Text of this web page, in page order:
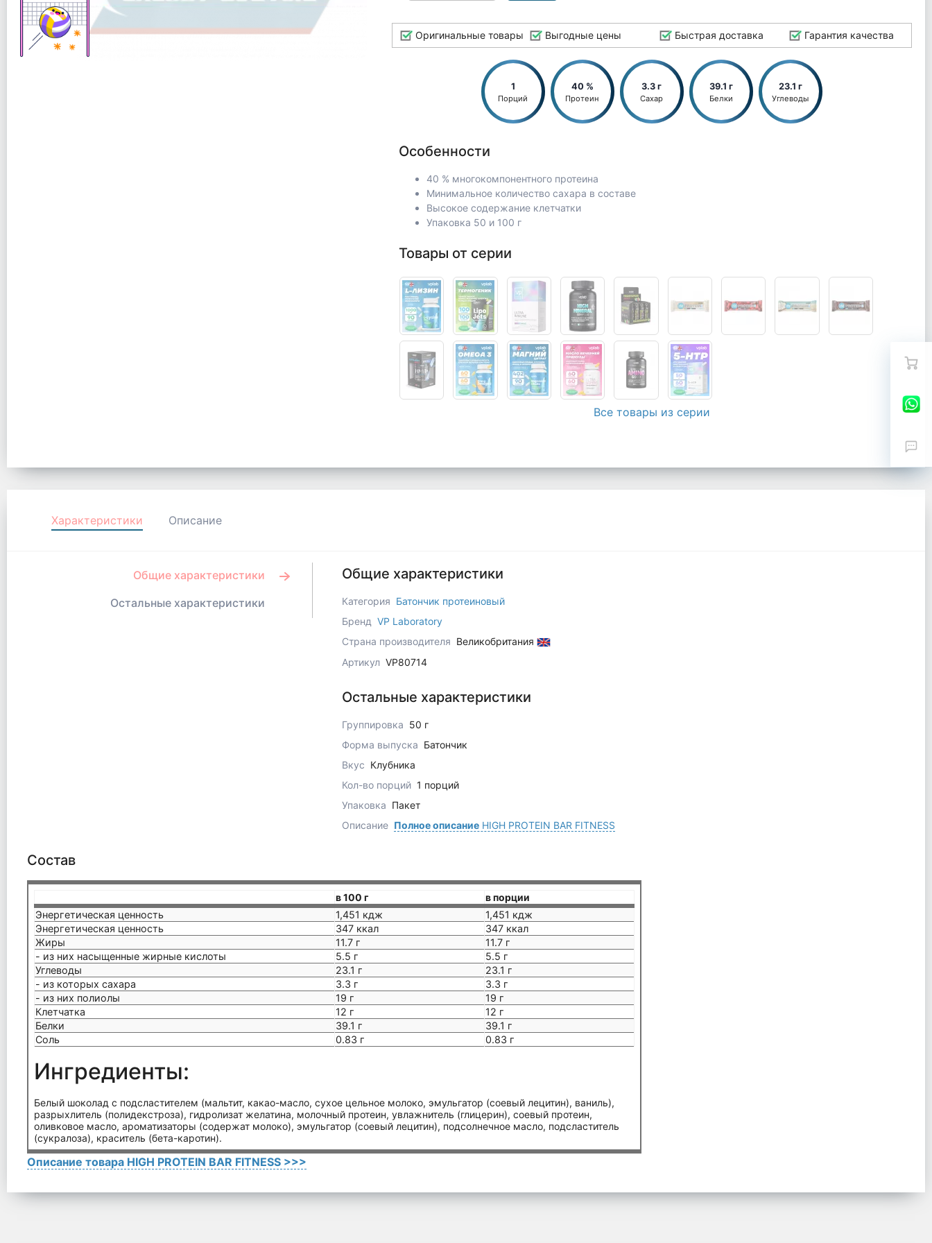
Оригинальные товары Выгодные цены Быстрая доставка Гарантия качества
1
Порций
40 %
Протеин
3.3 г
Сахар
39.1 г
Белки
23.1 г
Углеводы
Особенности
40 % многокомпонентного протеина
Минимальное количество сахара в составе
Высокое содержание клетчатки
Упаковка 50 и 100 г
Товары от серии
Все товары из серии
Характеристики Описание
Общие характеристики
Остальные характеристики
Общие характеристики
Категория Батончик протеиновый
Бренд VP Laboratory
Страна производителя Великобритания
Артикул VP80714
Остальные характеристики
Группировка 50 г
Форма выпуска Батончик
Вкус Клубника
Кол-во порций 1 порций
Упаковка Пакет
Описание Полное описаниеHIGH PROTEIN BAR FITNESS
Состав
в 100 г
в порции
Энергетическая ценность
1,451 кдж
1,451 кдж
Энергетическая ценность
347 ккал
347 ккал
Жиры
11.7 г
11.7 г
- из них насыщенные жирные кислоты
5.5 г
5.5 г
Углеводы
23.1 г
23.1 г
- из которых сахара
3.3 г
3.3 г
- из них полиолы
19 г
19 г
Клетчатка
12 г
12 г
Белки
39.1 г
39.1 г
Соль
0.83 г 0.83 г
Ингредиенты:
Белый шоколад с подсластителем (мальтит, какао-масло, сухое цельное молоко, эмульгатор (соевый лецитин), ваниль),
разрыхлитель (полидекстроза), гидролизат желатина, молочный протеин, увлажнитель (глицерин), соевый протеин,
оливковое масло, ароматизаторы (содержат молоко), эмульгатор (соевый лецитин), подсолнечное масло, подсластитель
(сукралоза), краситель (бета-каротин).
Описание товара HIGH PROTEIN BAR FITNESS >>>